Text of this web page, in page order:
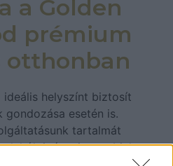
a Golden
prémium
otthonban
ideális helyszínt biztosít
gondozása esetén is.
tartalmát
lakók igényeire szabjuk,